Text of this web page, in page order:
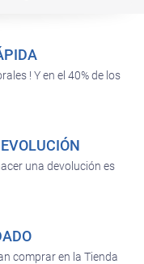
! Y en el 40% de los
una devolución es
comprar en la Tienda